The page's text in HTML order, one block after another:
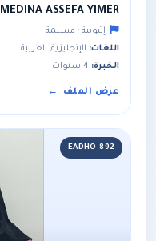
MEDINA ASSEFA YIMER
إثيوبية · مسلمة
اللغات: الإنجليزية, العربية
الخبرة:
عرض الملف
EADHO-892